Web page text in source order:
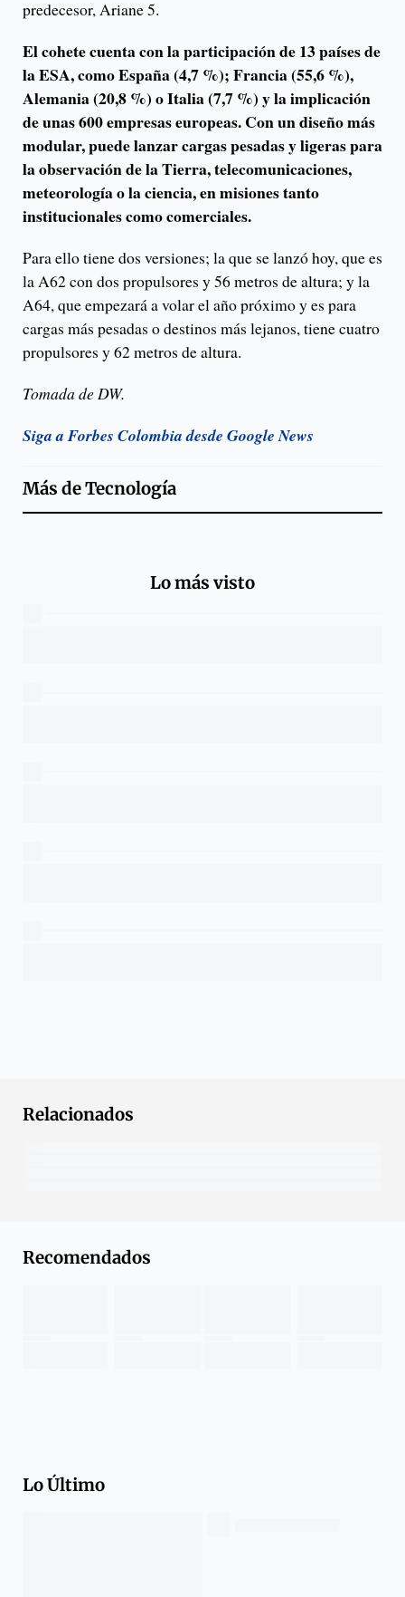
predecesor, Ariane 5.
El cohete cuenta con la participación de 13 países de
la ESA, como España (4,7 %); Francia (55,6 %),
Alemania (20,8 %) o Italia (7,7 %) y la implicación
de unas 600 empresas europeas. Con un diseño más
modular, puede lanzar cargas pesadas y ligeras para
la observación de la Tierra, telecomunicaciones,
meteorología o la ciencia, en misiones tanto
institucionales como comerciales.
Para ello tiene dos versiones; la que se lanzó hoy, que es
la A62 con dos propulsores y 56 metros de altura; y la
A64, que empezará a volar el año próximo y es para
cargas más pesadas o destinos más lejanos, tiene cuatro
propulsores y 62 metros de altura.
Tomada de DW.
Siga a Forbes Colombia desde Google News
Más deTecnología
Lo más visto
Relacionados
Recomendados
Lo Último